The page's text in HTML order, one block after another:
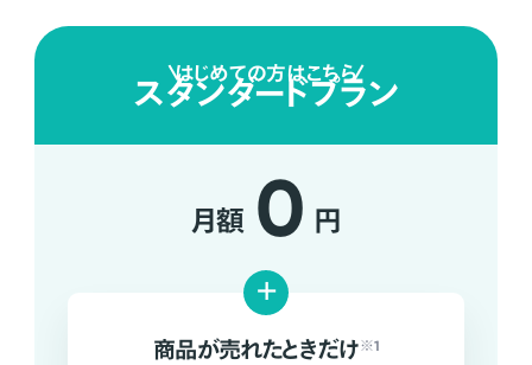
はじめての方はこちら
スタンダードプラン
月額 0 円
+
商品が売れたときだけ ※1